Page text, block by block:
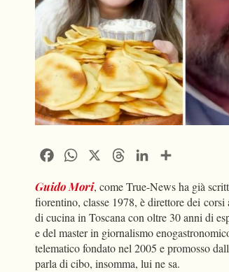
FacebookWhatsApp ThreadsLinkedIn
Guido Mori, come True-News ha già
fiorentino, classe 1978, è direttore dei
di cucina in Toscana con oltre 30 anni di
e del master in giornalismo
telematico fondato nel 2005 e promosso
parla di cibo, insomma, lui ne sa.